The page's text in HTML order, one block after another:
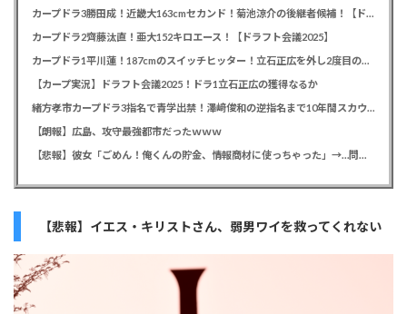
カープドラ3勝田成！近畿大163cmセカンド！菊池涼介の後継者候補！【ドラフト会議2025】
カープドラ2齊藤汰直！亜大152キロエース！【ドラフト会議2025】
カープドラ1平川蓮！187cmのスイッチヒッター！立石正広を外し2度目の重複も新井監督がクジを引き当てる！【ドラフト会議2025】
【カープ実況】ドラフト会議2025！ドラ1立石正広の獲得なるか
緒方孝市カープドラ3指名で青学出禁！澤﨑俊和の逆指名まで10年間スカウト出禁
【朗報】広島、攻守最強都市だったｗｗｗ
【悲報】彼女「ごめん！俺くんの貯金、情報商材に使っちゃった」→…問い詰めたらギャン泣きされたんだが俺が悪いのか？
【悲報】イエス・キリストさん、弱男ワイを救ってくれない